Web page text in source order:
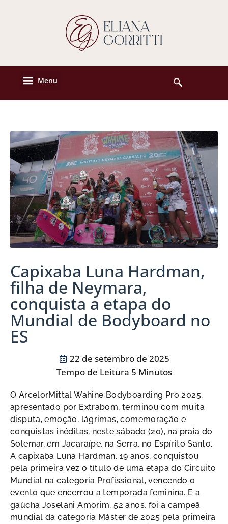
Capixaba Luna Hardman,
filha de Neymara,
conquista a etapa do
Mundial de Bodyboard no
ES
22 de setembro de 2025
O ArcelorMittal Wahine Bodyboarding Pro 2025,
apresentado por Extrabom, terminou com muita
disputa, emoção, lágrimas, comemoração e
conquistas inéditas, neste sábado (20), na praia do
Solemar, em Jacaraípe, na Serra, no Espírito Santo.
A capixaba Luna Hardman, 19 anos, conquistou
pela primeira vez o título de uma etapa do Circuito
Mundial na categoria Profissional, vencendo o
evento que encerrou a temporada feminina. E a
gaúcha Joselani Amorim, 52 anos, foi a campeã
mundial da categoria Máster de 2025 pela primeira